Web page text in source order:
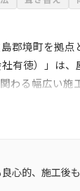
郡境町を拠点
有徳）」は
わる幅広い施
業です。屋号
自社施工と高
は雨漏り対応
ど多様なニー
良心的、施工後